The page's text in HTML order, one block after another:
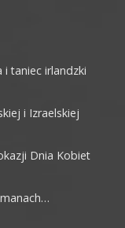
i taniec irlandzki
i Izraelskiej
Dnia Kobiet